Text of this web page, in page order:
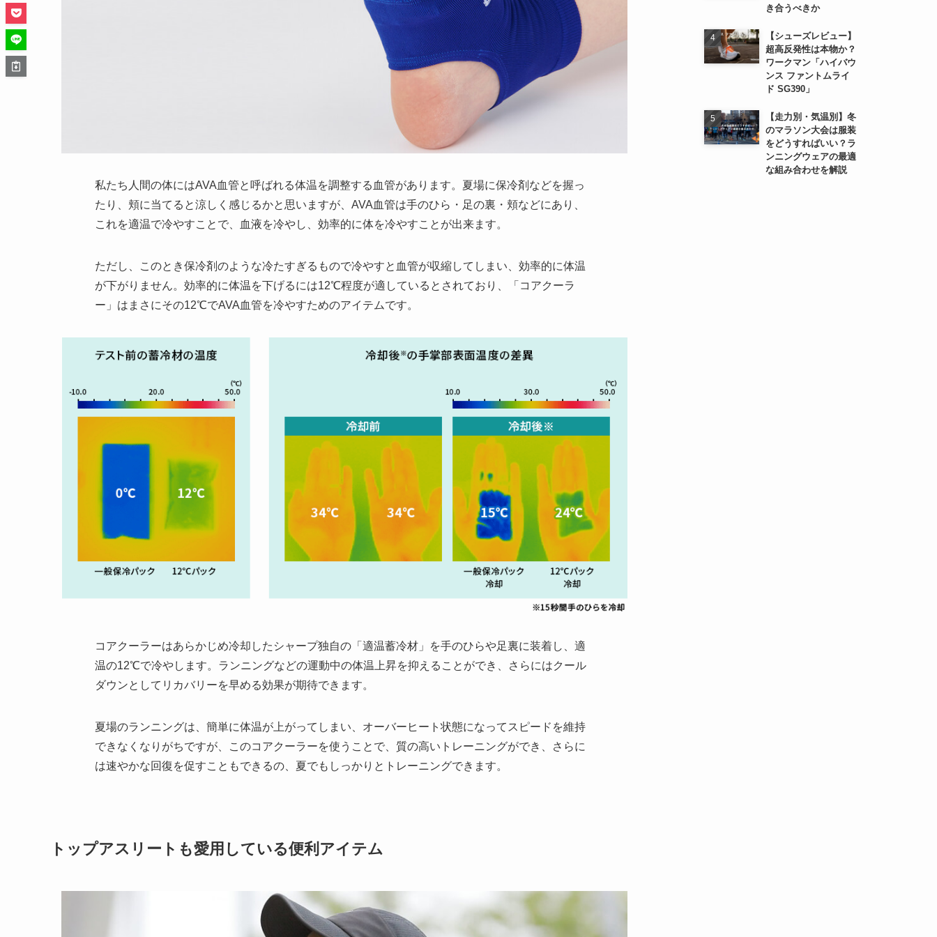
私たち人間の体にはAVA血管と呼ばれる体温を調整する血管があります。夏場に保冷剤などを握っ
たり、頬に当てると涼しく感じるかと思いますが、AVA血管は手のひら・足の裏・頬などにあり、
これを適温で冷やすことで、血液を冷やし、効率的に体を冷やすことが出来ます。
ただし、このとき保冷剤のような冷たすぎるもので冷やすと血管が収縮してしまい、効率的に体温
が下がりません。効率的に体温を下げるには12℃程度が適しているとされており、「コアクーラ
ー」はまさにその12℃でAVA血管を冷やすためのアイテムです。
コアクーラーはあらかじめ冷却したシャープ独自の「適温蓄冷材」を手のひらや足裏に装着し、適
温の12℃で冷やします。ランニングなどの運動中の体温上昇を抑えることができ、さらにはクール
ダウンとしてリカバリーを早める効果が期待できます。
夏場のランニングは、簡単に体温が上がってしまい、オーバーヒート状態になってスピードを維持
できなくなりがちですが、このコアクーラーを使うことで、質の高いトレーニングができ、さらに
は速やかな回復を促すこともできるの、夏でもしっかりとトレーニングできます。
トップアスリートも愛用している便利アイテム
き合うべきか
【シューズレビュー】
超高反発性は本物か？
ワークマン「ハイバウ
ンス ファントムライ
ド SG390」
【走力別・気温別】冬
のマラソン大会は服装
をどうすればいい？ラ
ンニングウェアの最適
な組み合わせを解説